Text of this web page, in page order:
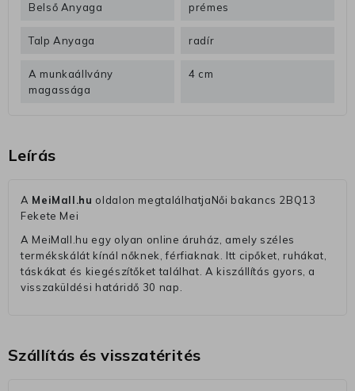
Belső Anyaga prémes
Talp Anyaga radír
A munkaállvány
magassága
4 cm
Leírás
A MeiMall.hu oldalon megtalálhatjaNői bakancs 2BQ13
Fekete Mei
A MeiMall.hu egy olyan online áruház, amely széles
termékskálát kínál nőknek, férfiaknak. Itt cipőket, ruhákat,
táskákat és kiegészítőket találhat. A kiszállítás gyors, a
visszaküldési határidő 30 nap.
Szállítás és visszatérités